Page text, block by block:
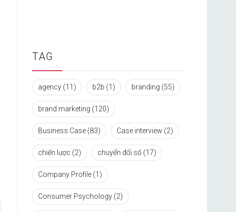
TAG
agency (11) b2b (1) branding (55)
brand marketing (120)
Business Case (83) Case interview (2)
chiến lược (2) chuyển đổi số (17)
Company Profile (1)
Consumer Psychology (2)